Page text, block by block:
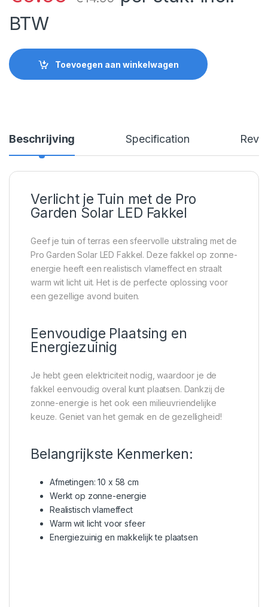
BTW
Toevoegen aan winkelwagen
Beschrijving Specification
Verlicht je Tuin met de Pro
Garden Solar LED Fakkel
Geef je tuin of terras een sfeervolle uitstraling met de
Pro Garden Solar LED Fakkel. Deze fakkel op zonne-
energie heeft een realistisch vlameffect en straalt
warm wit licht uit. Het is de perfecte oplossing voor
een gezellige avond buiten.
Eenvoudige Plaatsing en
Energiezuinig
Je hebt geen elektriciteit nodig, waardoor je de
fakkel eenvoudig overal kunt plaatsen. Dankzij de
zonne-energie is het ook een milieuvriendelijke
keuze. Geniet van het gemak en de gezelligheid!
Belangrijkste Kenmerken:
Afmetingen: 10 x 58 cm
Werkt op zonne-energie
Realistisch vlameffect
Warm wit licht voor sfeer
Energiezuinig en makkelijk te plaatsen